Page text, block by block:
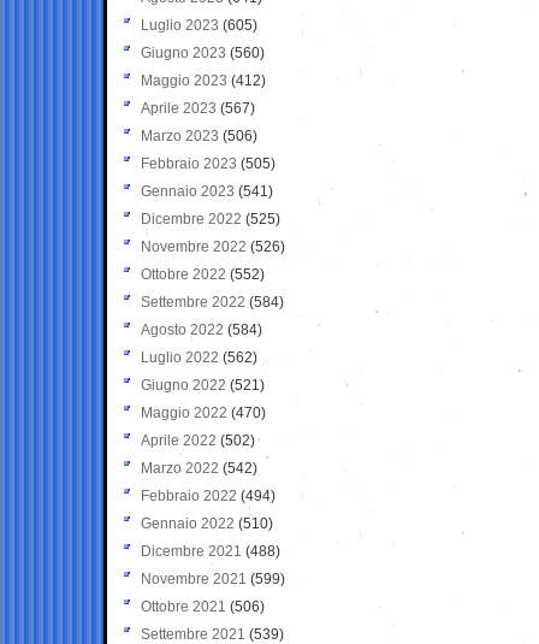
Luglio 2023 (605)
Giugno 2023 (560)
Maggio 2023 (412)
Aprile 2023 (567)
Marzo 2023 (506)
Febbraio 2023 (505)
Gennaio 2023 (541)
Dicembre 2022 (525)
Novembre 2022 (526)
Ottobre 2022 (552)
Settembre 2022 (584)
Agosto 2022 (584)
Luglio 2022 (562)
Giugno 2022 (521)
Maggio 2022 (470)
Aprile 2022 (502)
Marzo 2022 (542)
Febbraio 2022 (494)
Gennaio 2022 (510)
Dicembre 2021 (488)
Novembre 2021 (599)
Ottobre 2021 (506)
Settembre 2021 (539)